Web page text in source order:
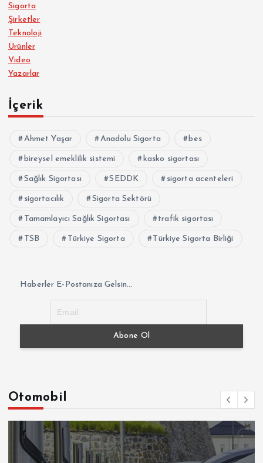
Sigorta
Şirketler
Teknoloji
Ürünler
Video
Yazarlar
İçerik
Ahmet Yaşar Anadolu Sigorta bes
bireysel emeklilik sistemi kasko sigortası
Sağlık Sigortası SEDDK sigorta acenteleri
sigortacılık Sigorta Sektörü
Tamamlayıcı Sağlık Sigortası trafik sigortası
TSB Türkiye Sigorta Türkiye Sigorta Birliği
Haberler E-Postanıza Gelsin...
Otomobil